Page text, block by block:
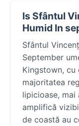
Is Sfântul
Humid In
Sfântul
September
Kingstown, cu
majoritatea
lipicioase, mai
amplifică
de coastă au